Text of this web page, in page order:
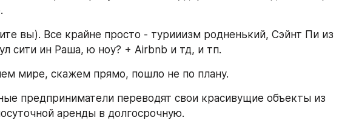
вы). Все крайне просто - турииизм родненький, Сэйнт Пи из
сити ин Раша, ю ноу? + Airbnb и тд, и тп.
мире, скажем прямо, пошло не по плану.
предприниматели переводят свои красивущие объекты из
аренды в долгосрочную.